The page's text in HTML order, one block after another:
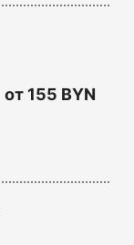
от 155 BYN